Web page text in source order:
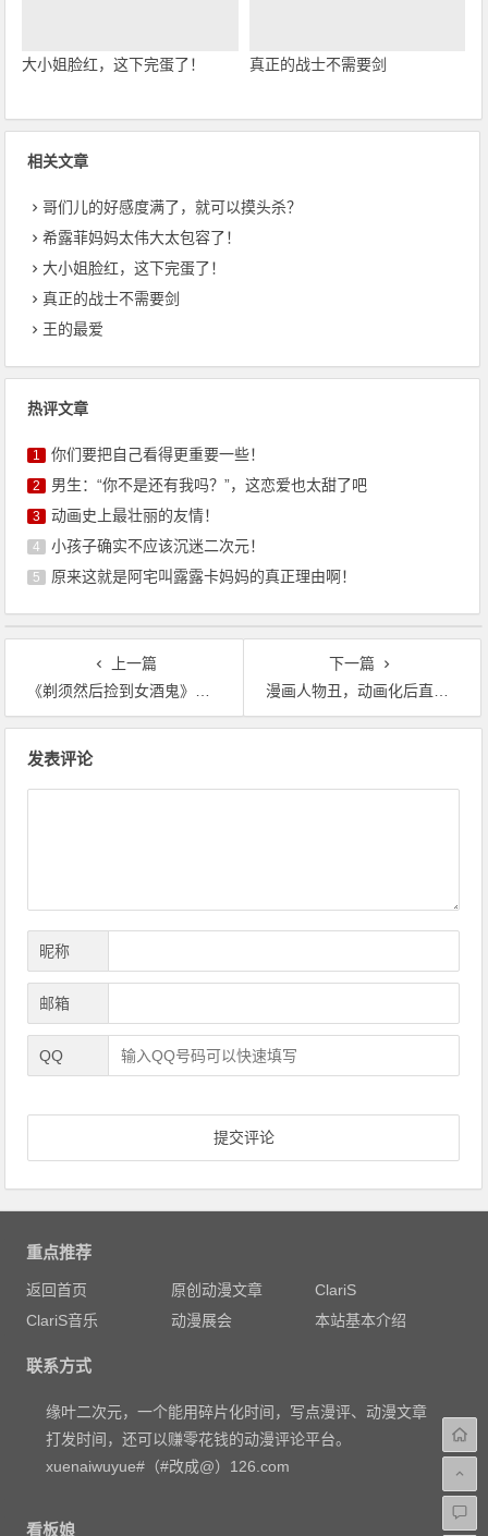
大小姐脸红，这下完蛋了！ 真正的战士不需要剑
相关文章
哥们儿的好感度满了，就可以摸头杀？
希露菲妈妈太伟大太包容了！
大小姐脸红，这下完蛋了！
真正的战士不需要剑
王的最爱
热评文章
1 你们要把自己看得更重要一些！
2 男生：“你不是还有我吗？”，这恋爱也太甜了吧
3 动画史上最壮丽的友情！
4 小孩子确实不应该沉迷二次元！
5 原来这就是阿宅叫露露卡妈妈的真正理由啊！
上一篇
《剃须然后捡到女酒鬼》：在日本地铁上被酒精击败的雅木茶
下一篇
漫画人物丑，动画化后直接升天，这就是插画师和画师之间的区别？
发表评论
昵称
邮箱
QQ
重点推荐
返回首页 原创动漫文章
ClariS
ClariS音乐
动漫展会 本站基本介绍
联系方式
缘叶二次元，一个能用碎片化时间，写点漫评、动漫文章
打发时间，还可以赚零花钱的动漫评论平台。
xuenaiwuyue#（#改成@）126.com
看板娘